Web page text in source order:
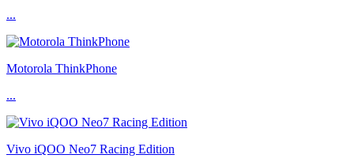
...
Motorola ThinkPhone
...
Vivo iQOO Neo7 Racing Edition